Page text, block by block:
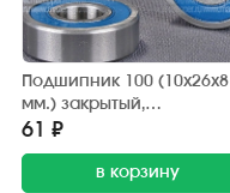
Подшипник 100 (10х26х8
мм.) закрытый,
обрезиненный (АПП)
61 ₽
в корзину